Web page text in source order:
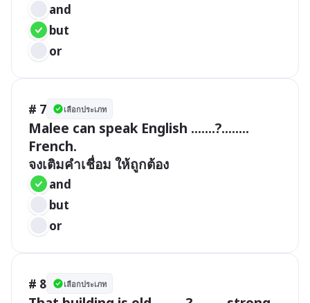
and
but
or
# 7 เลือกประเภท
Malee can speak English .......?........
French.
จงเติมคำเชื่อม ให้ถูกต้อง
and
but
or
# 8 เลือกประเภท